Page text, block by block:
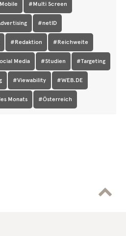
#Multi Screen
#netID
#Redaktion #Reichweite
Media #Studien #Targeting
#Viewability #WEB.DE
Monats #Österreich
